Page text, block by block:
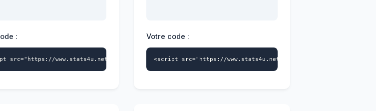
data-style="121" async></script>
:
src="https://www.stats4u.net/s4u.js" data-id="4228404541" data-style="122" async></script>
Votre code :
<script src="https://www.stats4u.net/s4u.js" data-